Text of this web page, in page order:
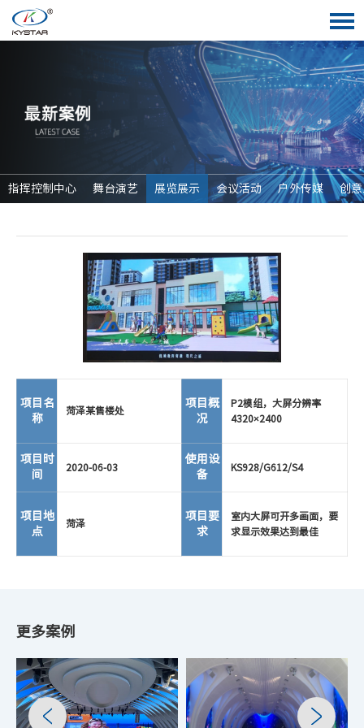
指挥控制中心 舞台演艺 展览展示 会议活动 户外传媒 创
项目名
称
菏泽某售楼处
项目概
况
P2模组，大屏分辨率
4320×2400
项目时
间
2020-06-03
使用设
备
KS928/G612/S4
项目地
点
菏泽
项目要
求
室内大屏可开多画面，要
求显示效果达到最佳
更多案例